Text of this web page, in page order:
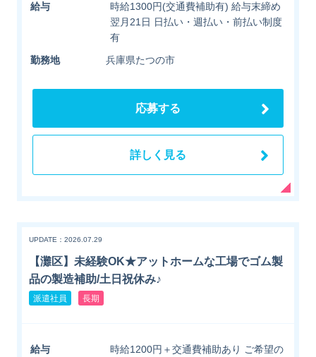
給与
時給1300円(交通費補助有) 給与末締め
翌月21日 日払い・週払い・前払い制度
有
勤務地
兵庫県たつの市
応募する
詳しく見る
UPDATE：2026.07.29
【灘区】未経験OK★アットホームな工場でゴム製
品の製造補助/土日祝休み♪
派遣社員 長期
給与
時給1200円＋交通費補助あり ご希望の